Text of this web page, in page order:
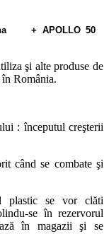
+ APOLLO 50
şi alte produse de
România.
: începutul creşterii
când se combate şi
plastic se vor clăti
se în rezervorul
în magazii şi se